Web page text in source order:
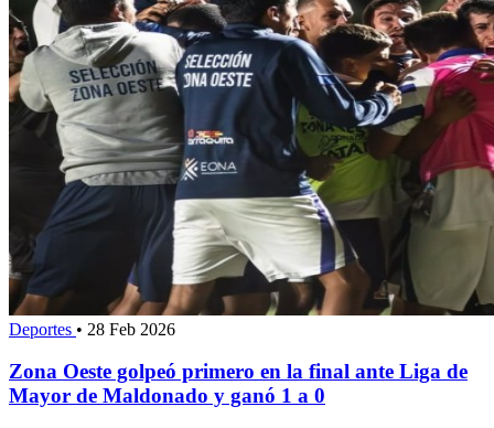
Deportes • 28 Feb 2026
Zona Oeste golpeó primero en la final ante Liga de
Mayor de Maldonado y ganó 1 a 0